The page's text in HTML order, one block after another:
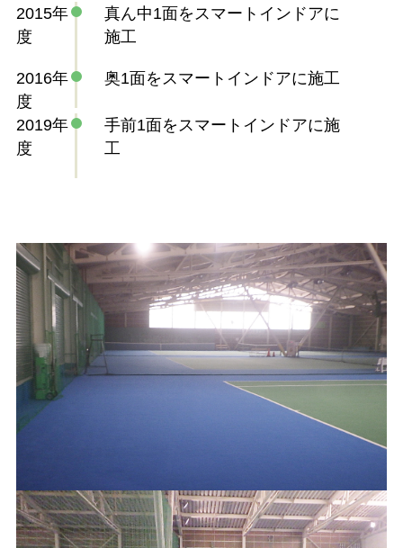
2015年
度
真ん中1面をスマートインドアに
施工
2016年
度
奥1面をスマートインドアに施工
2019年
度
手前1面をスマートインドアに施
工